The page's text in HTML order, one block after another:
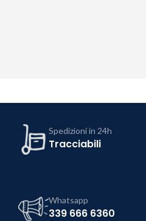
Spedizioni in 24h
Tracciabili
Whatsapp
339 666 6360